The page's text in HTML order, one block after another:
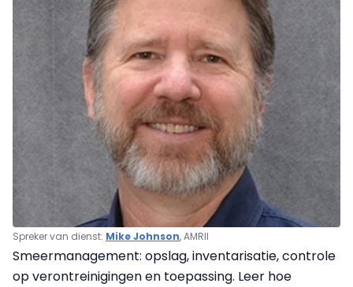
Spreker van dienst: Mike Johnson, AMRII
Smeermanagement: opslag, inventarisatie, controle
op verontreinigingen en toepassing. Leer hoe